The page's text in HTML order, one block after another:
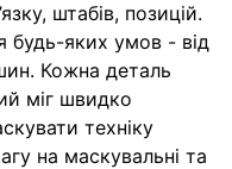
штабів, позицій.
яких умов - від
Кожна деталь
міг швидко
техніку
на маскувальні та